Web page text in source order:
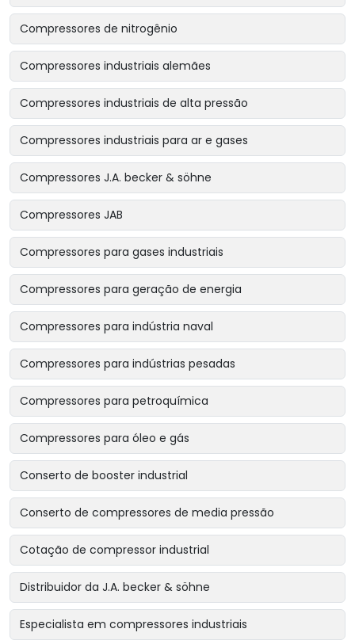
Compressores de nitrogênio
Compressores industriais alemães
Compressores industriais de alta pressão
Compressores industriais para ar e gases
Compressores J.A. becker & söhne
Compressores JAB
Compressores para gases industriais
Compressores para geração de energia
Compressores para indústria naval
Compressores para indústrias pesadas
Compressores para petroquímica
Compressores para óleo e gás
Conserto de booster industrial
Conserto de compressores de media pressão
Cotação de compressor industrial
Distribuidor da J.A. becker & söhne
Especialista em compressores industriais